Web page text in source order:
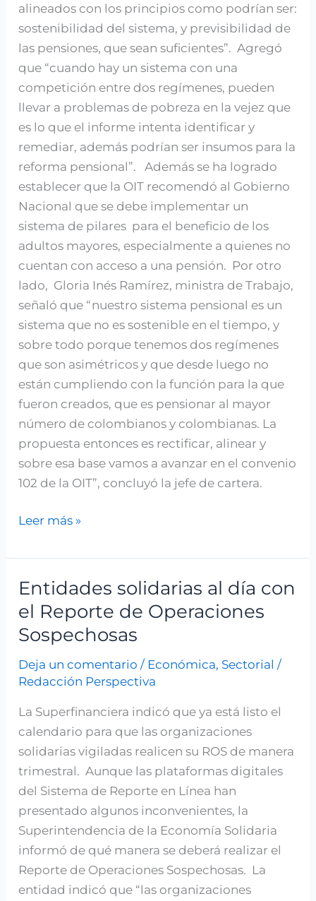
alineados con los principios como podrían ser:
sostenibilidad del sistema, y previsibilidad de
las pensiones, que sean suficientes”. Agregó
que “cuando hay un sistema con una
competición entre dos regímenes, pueden
llevar a problemas de pobreza en la vejez que
es lo que el informe intenta identificar y
remediar, además podrían ser insumos para la
reforma pensional”. Además se ha logrado
establecer que la OIT recomendó al Gobierno
Nacional que se debe implementar un
sistema de pilares para el beneficio de los
adultos mayores, especialmente a quienes no
cuentan con acceso a una pensión. Por otro
lado, Gloria Inés Ramírez, ministra de Trabajo,
señaló que “nuestro sistema pensional es un
sistema que no es sostenible en el tiempo, y
sobre todo porque tenemos dos regímenes
que son asimétricos y que desde luego no
están cumpliendo con la función para la que
fueron creados, que es pensionar al mayor
número de colombianos y colombianas. La
propuesta entonces es rectificar, alinear y
sobre esa base vamos a avanzar en el convenio
102 de la OIT”, concluyó la jefe de cartera.
Leer más »
Entidades solidarias al día con
el Reporte de Operaciones
Sospechosas
Deja un comentario / Económica, Sectorial /
Redacción Perspectiva
La Superfinanciera indicó que ya está listo el
calendario para que las organizaciones
solidarias vigiladas realicen su ROS de manera
trimestral. Aunque las plataformas digitales
del Sistema de Reporte en Línea han
presentado algunos inconvenientes, la
Superintendencia de la Economía Solidaria
informó de qué manera se deberá realizar el
Reporte de Operaciones Sospechosas. La
entidad indicó que “las organizaciones
Entidades
solidarias
al
día
con
el
Reporte
de
Operaciones
Sospechosas